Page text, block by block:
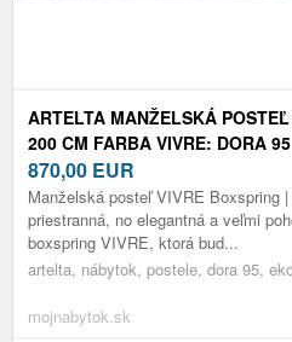
ARTELTA MANŽELSKÁ
200 CM FARBA VIVRE: DORA 95
870,00 EUR
Manželská posteľ VIVRE Boxspring
priestranná, no elegantná a veľmi
boxspring VIVRE, ktorá bud...
artelta, nábytok, postele, dora 95,
mojnabytok.sk